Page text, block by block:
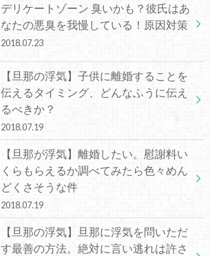
デリケートゾーン 臭いかも？彼氏はあ
なたの悪臭を我慢している！原因対策
2018.07.23
【旦那の浮気】子供に離婚することを
伝えるタイミング、どんなふうに伝え
るべきか？
2018.07.19
【旦那が浮気】離婚したい。慰謝料い
くらもらえるか調べてみたら色々めん
どくさそうな件
2018.07.19
【旦那の浮気】旦那に浮気を問いただ
す最善の方法。絶対に言い逃れは許さ